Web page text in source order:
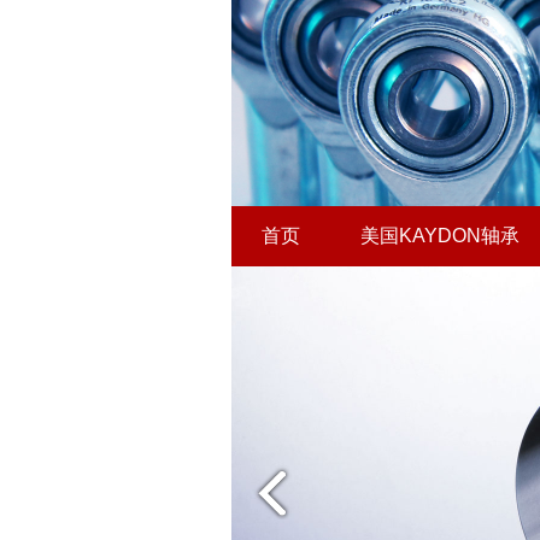
首页 美国KAYDON轴承